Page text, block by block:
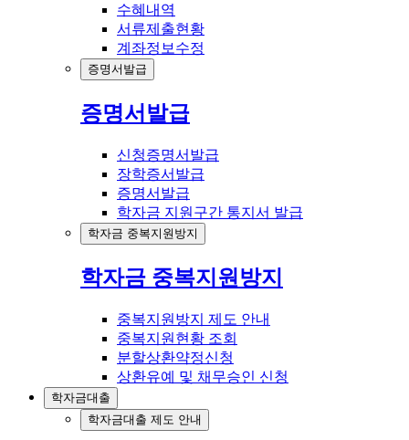
수혜내역
서류제출현황
계좌정보수정
증명서발급
증명서발급
신청증명서발급
장학증서발급
증명서발급
학자금 지원구간 통지서 발급
학자금 중복지원방지
학자금 중복지원방지
중복지원방지 제도 안내
중복지원현황 조회
분할상환약정신청
상환유예 및 채무승인 신청
학자금대출
학자금대출 제도 안내